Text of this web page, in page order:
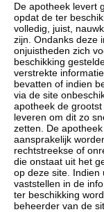
De apotheek levert
opdat de ter
volledig, juist,
zijn. Ondanks deze
onjuistheden zich
beschikking
verstrekte
bevatten of indien
via de site
apotheek de
leveren om dit zo
zetten. De
aansprakelijk
rechtstreekse of
die onstaat uit het
op deze site. Indien
vaststellen in de
ter beschikking
beheerder van de